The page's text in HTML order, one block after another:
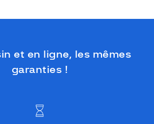
et en ligne, les mêmes
garanties !